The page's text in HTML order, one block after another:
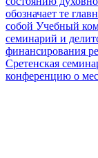
обозначает те
собой Учебный
семинарий и
финансирования
Сретенская
конференцию о